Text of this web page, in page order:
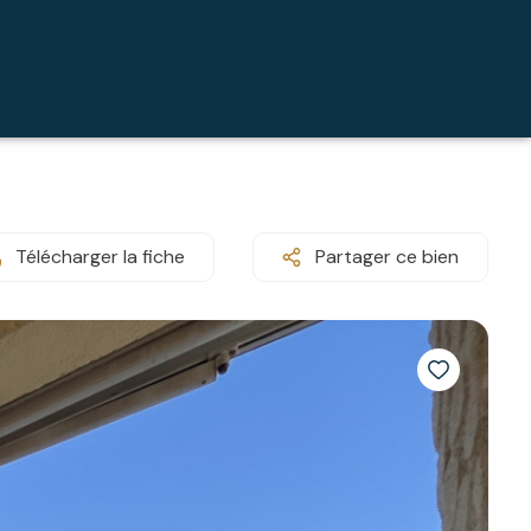
Télécharger la fiche Partager ce bien